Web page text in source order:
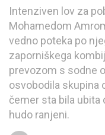
Intenziven lov za
Mohamedom
vedno poteka po
zaporniškega
prevozom s sodne
osvobodila skupina
čemer sta bila ubita
hudo ranjeni.